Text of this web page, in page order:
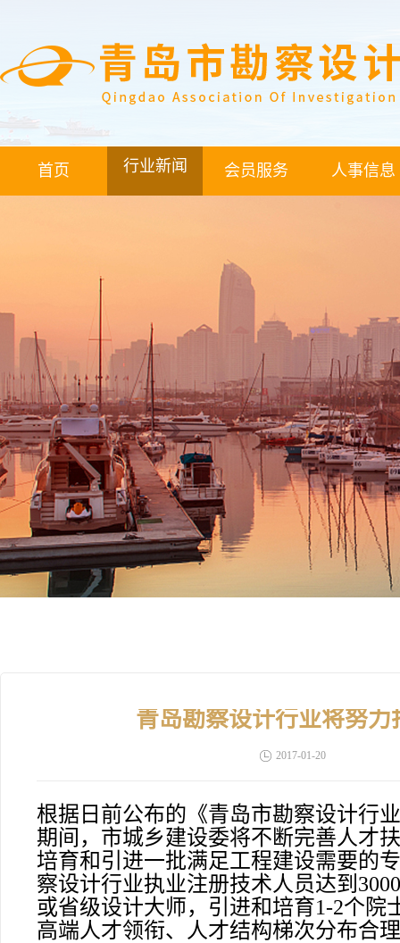
首页 行业新闻 会员服务 人事信息
青岛勘察设计行业将努
2017-01-20
根据日前公布的《青岛市勘察设计行
期间，市城乡建设委将不断完善人才
培育和引进一批满足工程建设需要的
察设计行业执业注册技术人员达到
或省级设计大师，引进和培育1-2个
高端人才领衔、人才结构梯次分布合